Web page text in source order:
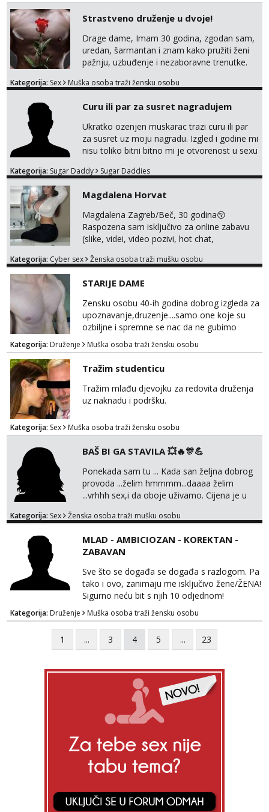
Strastveno druženje u dvoje!
Drage dame, Imam 30 godina, zgodan sam,
uredan, šarmantan i znam kako pružiti ženi
pažnju, uzbuđenje i nezaboravne trenutke.
snažnoj privlačnosti, strasti i noći ispunjenoj
Ako ti nedostaje dodir, poljupci, kemija i
muškarac koji će se potpuno posvetiti tvom
zadovoljstvu, možda smo upravo ono što
oboje t...
Kategorija: Sex Muška osoba traži žensku osobu
Curu ili par za susret nagradujem
Ukratko ozenjen muskarac trazi curu ili par
za susret uz moju nagradu. Izgled i godine mi
nisu toliko bitni bitno mi je otvorenost u sexu
jave na mail . Molim ako je moguce prvi mail
necete pozalit
Kategorija: Sugar Daddy Sugar Daddies
Magdalena Horvat
Magdalena Zagreb/Beč, 30 godina😚
Raspozena sam isključivo za online zabavu
(slike, videi, video pozivi, hot chat,
oglasu su MOJE❗ Instagram:
TELEGRAM: @MagdalenaMagy 👈
(ODGOVARAM JAKO BRZO TU I TU PISITE
AKO STE ZA ZABAVU)🔥 Moguće
verifkovanje prije zabave✅ JAVI MI SE I
ISPUNI SVOJE NAJVECE FANTAZIJE😈 CEKA...
Kategorija: Cyber sex Ženska osoba traži mušku osobu
STARIJE DAME
Zensku osobu 40-ih godina dobrog izgleda za
upoznavanje,druzenje....samo one koje su
ozbiljne i spremne se nac da ne gubimo
vrijeme!
Kategorija: Druženje Muška osoba traži žensku osobu
Tražim studenticu
Tražim mlađu djevojku za redovita druženja
uz naknadu i podršku.
Kategorija: Sex Muška osoba traži žensku osobu
BAŠ BI GA STAVILA 💥🔥🎊💪
Ponekada sam tu ... Kada san željna dobrog
provoda ...želim hmmmm...daaaa želim
...vrhhh sex,i da oboje uživamo. Cijena je u
Procjeni jesi li ti taj .?! Ja bi jednog ali
guza ... Javi se 🔥Samo na mail.
Kategorija: Sex Ženska osoba traži mušku osobu
MLAD - AMBICIOZAN - KOREKTAN -
ZABAVAN
Sve što se događa se događa s razlogom. Pa
tako i ovo, zanimaju me isključivo žene/ŽENA!
Sigurno neću bit s njih 10 odjednom!
Kategorija: Druženje Muška osoba traži žensku osobu
1 ... 3 4 5 ... 23